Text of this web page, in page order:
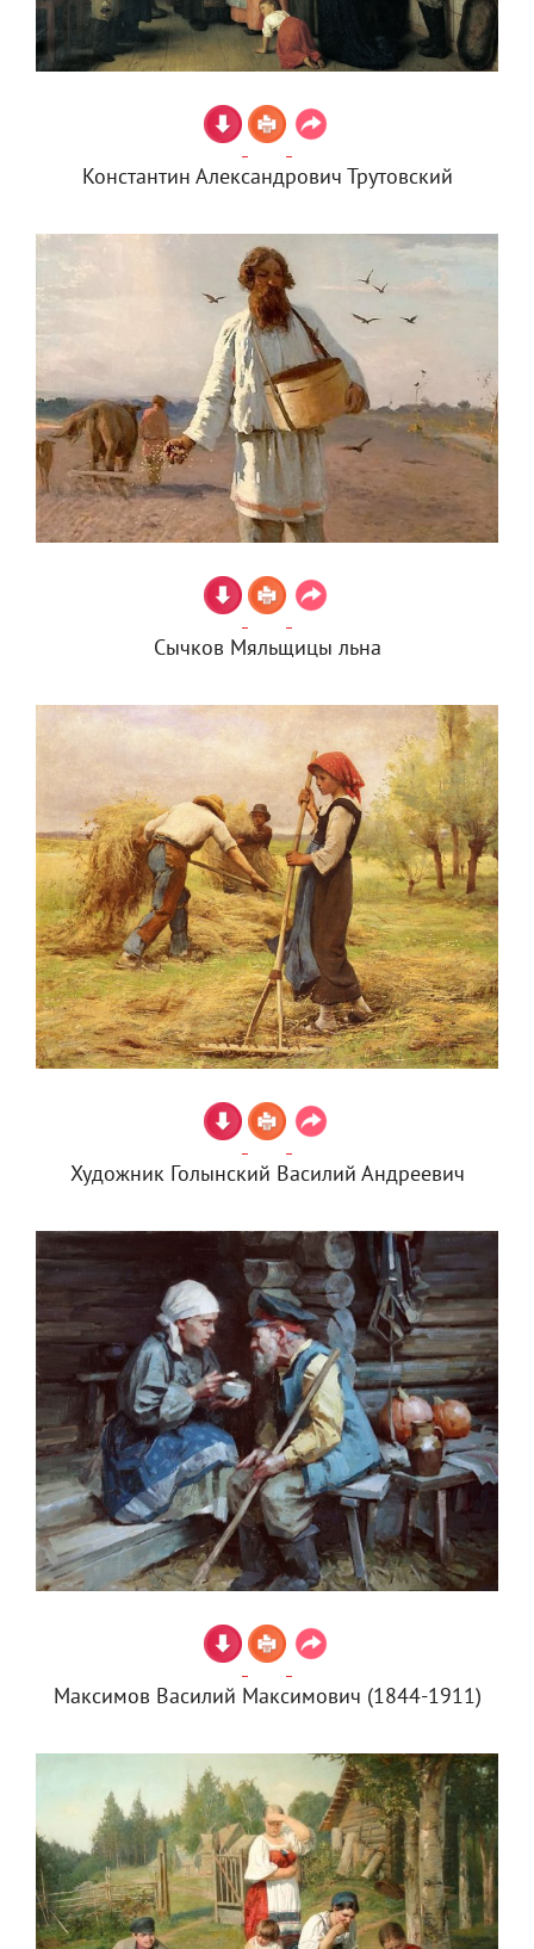
Константин Александрович Трутовский
Сычков Мяльщицы льна
Художник Голынский Василий Андреевич
Максимов Василий Максимович (1844-1911)